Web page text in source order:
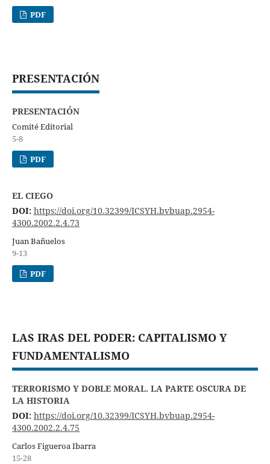
PDF
PRESENTACIÓN
PRESENTACIÓN
Comité Editorial
5-8
PDF
EL CIEGO
DOI: https://doi.org/10.32399/ICSYH.bvbuap.2954-
4300.2002.2.4.73
Juan Bañuelos
9-13
PDF
LAS IRAS DEL PODER: CAPITALISMO Y
FUNDAMENTALISMO
TERRORISMO Y DOBLE MORAL. LA PARTE OSCURA DE
LA HISTORIA
DOI: https://doi.org/10.32399/ICSYH.bvbuap.2954-
4300.2002.2.4.75
Carlos Figueroa Ibarra
15-28